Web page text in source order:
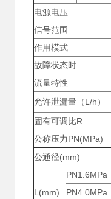
电源电压
信号范围
作用模式
故障状态时
流量特性
允许泄漏量（L/h）
固有可调比R
公称压力PN(MPa)
公通径(mm)
L(mm)
PN1.6MPa
PN4.0MPa